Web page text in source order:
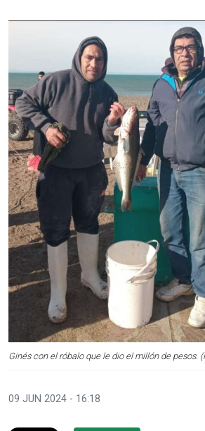
Ginés con el róbalo que le dio el millón de pesos.
09 JUN 2024 - 16:18